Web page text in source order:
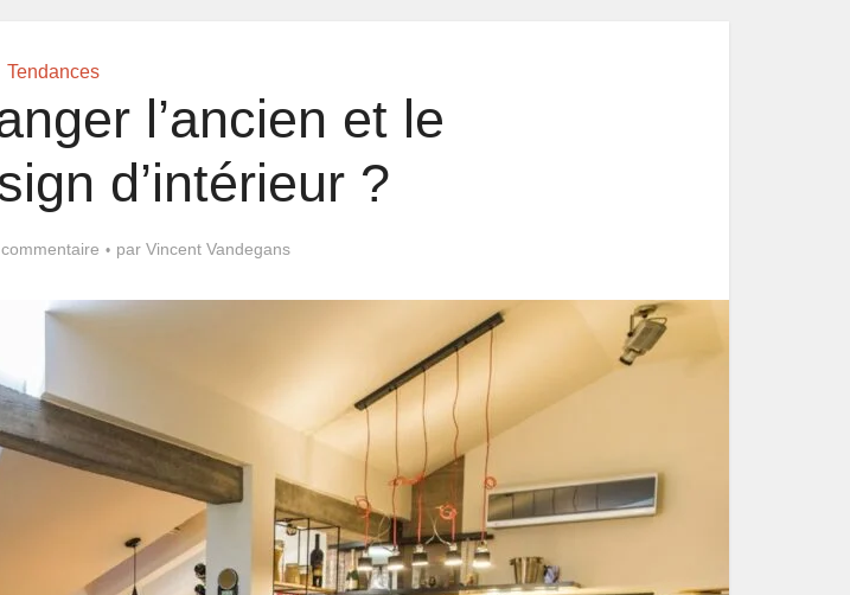
Tendances
l’ancien et le
d’intérieur ?
par Vincent Vandegans